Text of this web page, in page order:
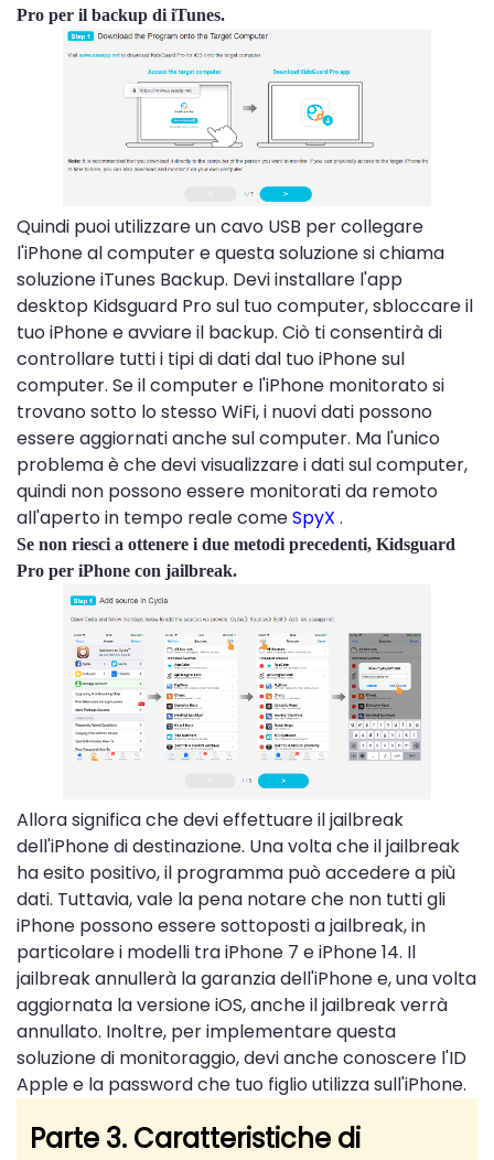
Pro per il backup di iTunes.
Quindi puoi utilizzare un cavo USB per collegare
l'iPhone al computer e questa soluzione si chiama
soluzione iTunes Backup. Devi installare l'app
desktop Kidsguard Pro sul tuo computer, sbloccare il
tuo iPhone e avviare il backup. Ciò ti consentirà di
controllare tutti i tipi di dati dal tuo iPhone sul
computer. Se il computer e l'iPhone monitorato si
trovano sotto lo stesso WiFi, i nuovi dati possono
essere aggiornati anche sul computer. Ma l'unico
problema è che devi visualizzare i dati sul computer,
quindi non possono essere monitorati da remoto
all'aperto in tempo reale comeSpyX .
Se non riesci a ottenere i due metodi precedenti, Kidsguard
Pro per iPhone con jailbreak.
Allora significa che devi effettuare il jailbreak
dell'iPhone di destinazione. Una volta che il jailbreak
ha esito positivo, il programma può accedere a più
dati. Tuttavia, vale la pena notare che non tutti gli
iPhone possono essere sottoposti a jailbreak, in
particolare i modelli tra iPhone 7 e iPhone 14. Il
jailbreak annullerà la garanzia dell'iPhone e, una volta
aggiornata la versione iOS, anche il jailbreak verrà
annullato. Inoltre, per implementare questa
soluzione di monitoraggio, devi anche conoscere l'ID
Apple e la password che tuo figlio utilizza sull'iPhone.
Parte 3. Caratteristiche di